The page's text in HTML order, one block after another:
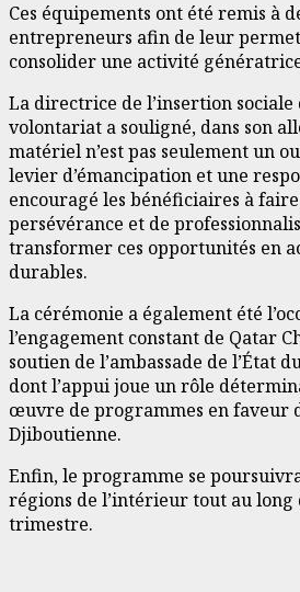
Ces équipements ont été remis à
entrepreneurs afin de leur
consolider une activité
La directrice de l’insertion sociale
volontariat a souligné, dans son
matériel n’est pas seulement un
levier d’émancipation et une
encouragé les bénéficiaires à
persévérance et de
transformer ces opportunités en
durables.
La cérémonie a également été
l’engagement constant de Qatar
soutien de l’ambassade de l’État
dont l’appui joue un rôle
œuvre de programmes en faveur
Djiboutienne.
Enfin, le programme se
régions de l’intérieur tout au
trimestre.